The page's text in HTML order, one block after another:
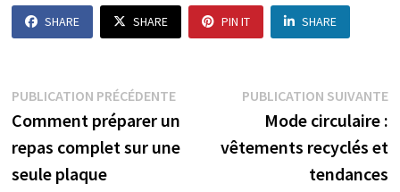
SHARE SHARE PIN IT SHARE
Navigation
de
l’article
PUBLICATION PRÉCÉDENTEPublication
précédente :
Comment préparer un
repas complet sur une
seule plaque
PUBLICATION SUIVANTE
Mode circulaire :
vêtements recyclés et
tendances